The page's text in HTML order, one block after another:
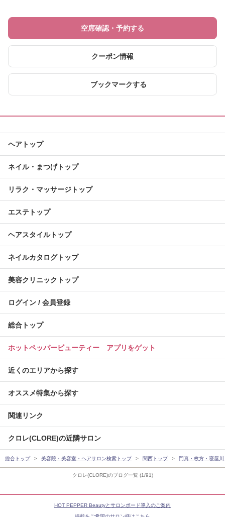
クロレ(CLORE)のブログ一覧 (1/91)
空席確認・予約する
クーポン情報
ブックマークする
ヘアトップ
ネイル・まつげトップ
リラク・マッサージトップ
エステトップ
ヘアスタイルトップ
ネイルカタログトップ
美容クリニックトップ
ログイン / 会員登録
総合トップ
ホットペッパービューティー アプリをゲット
近くのエリアから探す
オススメ特集から探す
関連リンク
クロレ(CLORE)の近隣サロン
総合トップ 美容院・美容室・ヘアサロン検索トップ 関西トップ 門真・枚方・寝屋
HOT PEPPER Beautyとサロンボード導入のご案内